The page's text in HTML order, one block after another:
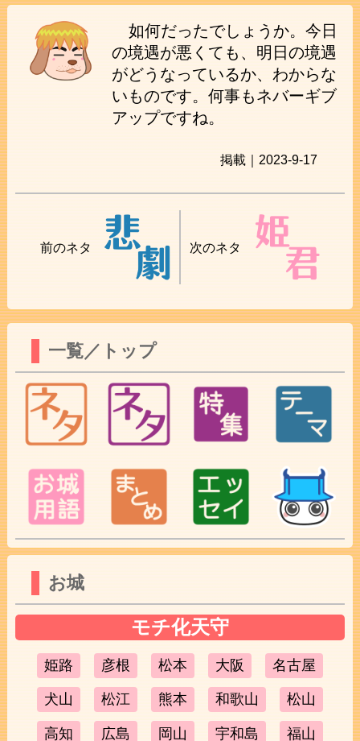
如何だったでしょうか。今日
の境遇が悪くても、明日の境遇
がどうなっているか、わからな
いものです。何事もネバーギブ
アップですね。
掲載｜2023-9-17
前のネタ 次のネタ
一覧／トップ
お城
モチ化天守
姫路 彦根 松本 大阪 名古屋
犬山 松江 熊本 和歌山 松山
高知 広島 岡山 宇和島 福山